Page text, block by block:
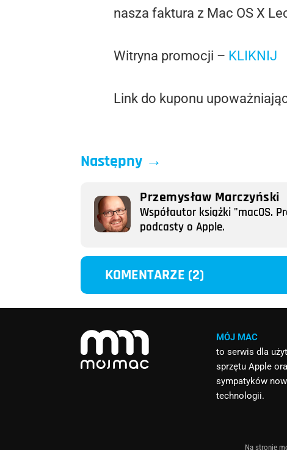
nasza faktura z Mac OS X
Witryna promocji – KLIKNIJ
Link do kuponu
Następny →
Przemysław Marczyński
Współautor książki "macOS.
podcasty o Apple.
KOMENTARZE (2)
MÓJ MAC
to serwis dla
sprzętu Apple
sympatyków
technologii.
Na stronie